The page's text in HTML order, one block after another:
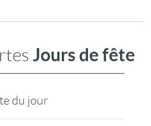
Jours de fête
du jour